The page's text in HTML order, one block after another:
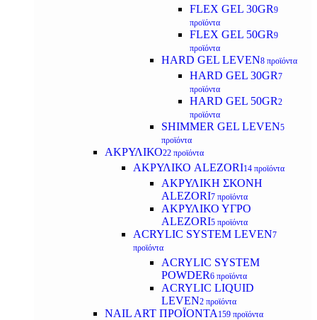
FLEX GEL 30GR9
προϊόντα
FLEX GEL 50GR9
προϊόντα
HARD GEL LEVEN8 προϊόντα
HARD GEL 30GR7
προϊόντα
HARD GEL 50GR2
προϊόντα
SHIMMER GEL LEVEN5
προϊόντα
ΑΚΡΥΛΙΚΟ22 προϊόντα
ΑΚΡΥΛΙΚΟ ALEZORI14 προϊόντα
ΑΚΡΥΛΙΚΗ ΣΚΟΝΗ
ALEZORI7 προϊόντα
ΑΚΡΥΛΙΚΟ ΥΓΡΟ
ALEZORI5 προϊόντα
ACRYLIC SYSTEM LEVEN7
προϊόντα
ACRYLIC SYSTEM
POWDER6 προϊόντα
ACRYLIC LIQUID
LEVEN2 προϊόντα
NAIL ART ΠΡΟΪΟΝΤΑ 159 προϊόντα